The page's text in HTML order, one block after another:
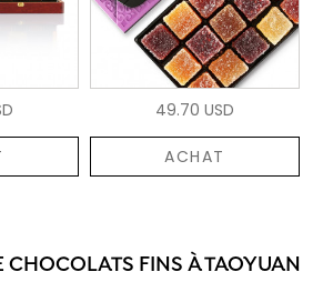
49.70 USD
ACHAT
CHOCOLATS FINS À TAOYUAN